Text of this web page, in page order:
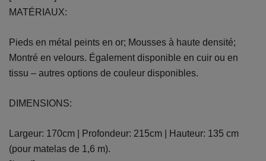
MATÉRIAUX:
Pieds en métal peints en or; Mousses à haute densité;
Montré en velours. Également disponible en cuir ou en
tissu – autres options de couleur disponibles.
DIMENSIONS:
Largeur: 170cm | Profondeur: 215cm | Hauteur: 135 cm
(pour matelas de 1,6 m).